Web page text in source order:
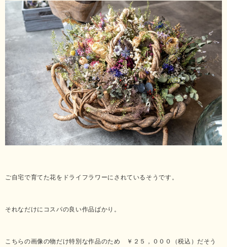
ご自宅で育てた花をドライフラワーにされているそうです。
それなだけにコスパの良い作品ばかり。
こちらの画像の物だけ特別な作品のため ￥２５，０００（税込）だそう